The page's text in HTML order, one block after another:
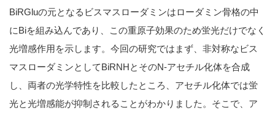
BiRGluの元となるビスマスローダミンはローダミン骨格の中
にBiを組み込んであり、この重原子効果のため蛍光だけでなく
光増感作用を示します。今回の研究ではまず、非対称なビス
マスローダミンとしてBiRNHとそのN-アセチル化体を合成
し、両者の光学特性を比較したところ、アセチル化体では蛍
光と光増感能が抑制されることがわかりました。そこで、ア